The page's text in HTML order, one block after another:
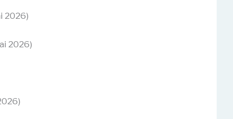
2026)
2026)